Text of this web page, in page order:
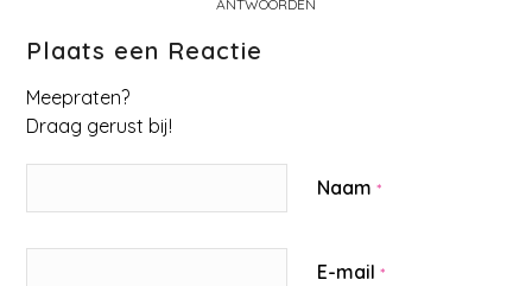
ANTWOORDEN
Plaats een Reactie
Meepraten?
Draag gerust bij!
Naam*
E-mail*